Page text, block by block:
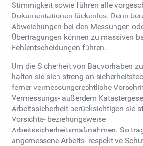
Stimmigkeit sowie führen alle
Dokumentationen lückenlos. Denn
Abweichungen bei den Messungen
Übertragungen können zu massiven
Fehlentscheidungen führen.
Um die Sicherheit von Bauvorhaben
halten sie sich streng an
ferner vermessungsrechtliche
Vermessungs- außerdem
Arbeitssicherheit berücksichtigen sie
Vorsichts- beziehungsweise
Arbeitssicherheitsmaßnahmen. So
angemessene Arbeits- respektive